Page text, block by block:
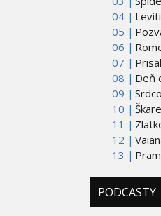
04 |
05 |
06 |
07 |
08 | Deň
09 |
10 |
11 |
12 |
13 |
PODCASTY